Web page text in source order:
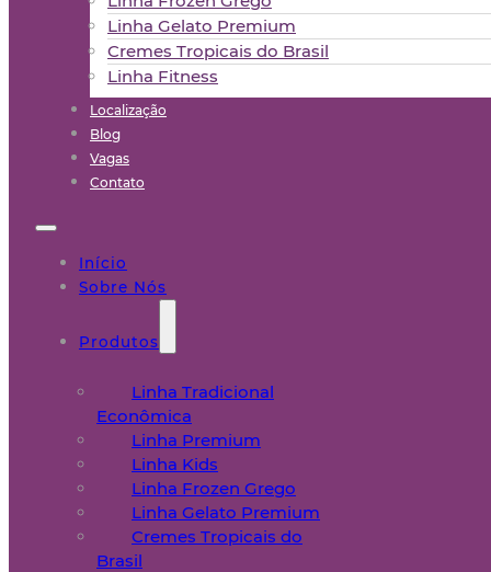
Linha Gelato Premium
Cremes Tropicais do Brasil
Linha Fitness
Localização
Blog
Vagas
Contato
Início
Sobre Nós
Produtos
Linha Tradicional
Econômica
Linha Premium
Linha Kids
Linha Frozen Grego
Linha Gelato Premium
Cremes Tropicais do
Brasil